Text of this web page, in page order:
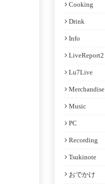
Cooking
Drink
Info
LiveReport2
Lu7Live
Merchandise
Music
PC
Recording
Tsukinote
おでかけ